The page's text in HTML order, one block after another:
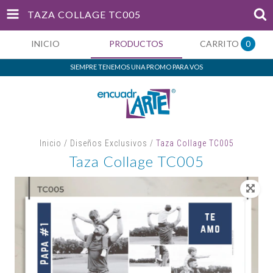
TAZA COLLAGE TC005
INICIO PRODUCTOS CARRITO 0
SIEMPRE TENEMOS UNA PROMO PARA VOS
Inicio / Diseños Exclusivos / Taza Collage TC005
Taza Collage TC005